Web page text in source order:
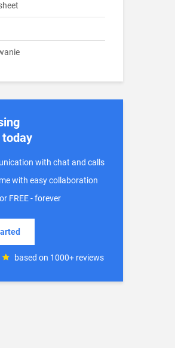
with chat and calls
with easy collaboration
FREE - forever
based on 1000+ reviews